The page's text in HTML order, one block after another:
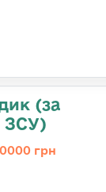
(за
ЗСУ)
грн